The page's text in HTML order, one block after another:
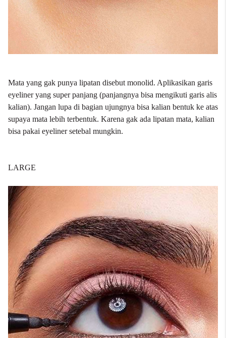
Mata yang gak punya lipatan disebut monolid. Aplikasikan garis
eyeliner yang super panjang (panjangnya bisa mengikuti garis alis
kalian). Jangan lupa di bagian ujungnya bisa kalian bentuk ke atas
supaya mata lebih terbentuk. Karena gak ada lipatan mata, kalian
bisa pakai eyeliner setebal mungkin.
LARGE